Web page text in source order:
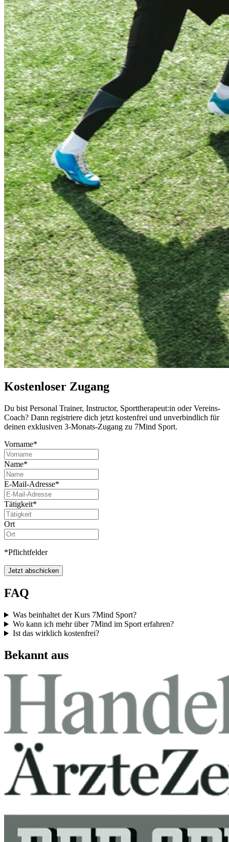
Kostenloser Zugang
Du bist Per­so­nal Trai­ner, Instruc­tor, Sport­the­ra­peut:in oder Ver­eins-
Coach? Dann regis­triere dich jetzt kos­ten­frei und unver­bind­lich für
deinen exklu­si­ven 3-Monats-Zugang zu 7Mind Sport.
Vorname*
Name*
E-Mail-Adresse*
Tätigkeit*
Ort
*Pflichtfelder
Jetzt abschicken
FAQ
Was beinhaltet der Kurs 7Mind Sport?
Wo kann ich mehr über 7Mind im Sport erfahren?
Ist das wirklich kostenfrei?
Bekannt aus